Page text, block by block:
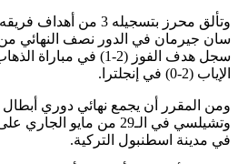
وتألق محرز بتسجيله 3
سان جيرمان في الدور نصف النهائي من
سجل هدف الفوز (2-1) في
الإياب (2-0) في إنجلترا.
ومن المقرر أن يجمع نهائي دوري
وتشيلسي في الـ29 من مايو
في مدينة اسطنبول التركية.